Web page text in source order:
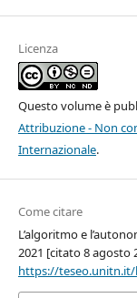
Licenza
Questo volume è
Attribuzione - Non
Internazionale.
Come citare
L’algoritmo e
2021 [citato 8 agosto
https://